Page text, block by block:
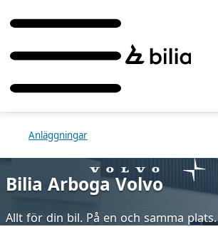
Anläggningar
Bilia Arboga Volvo
Allt för din bil. På en och samma plats.